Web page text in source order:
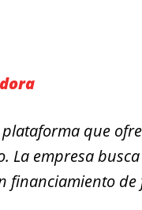
que
La empresa
financiamiento